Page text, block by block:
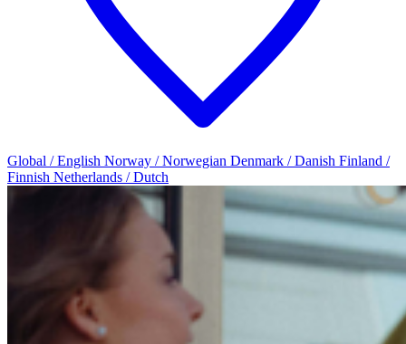
Global / English Norway / Norwegian Denmark / Danish Finland /
Finnish Netherlands / Dutch